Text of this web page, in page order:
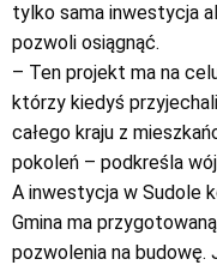
tylko sama inwestycja
pozwoli osiągnąć.
– Ten projekt ma na
którzy kiedyś
całego kraju z
pokoleń – podkreśla
A inwestycja w Sudole
Gmina ma
pozwolenia na budowę.